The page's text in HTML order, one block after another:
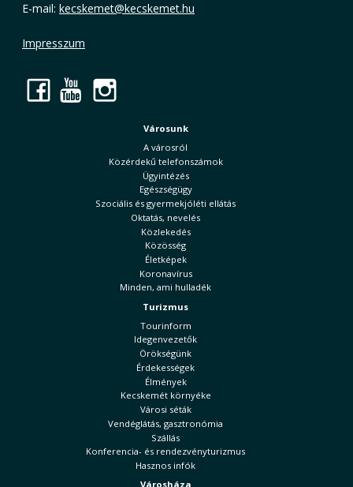
E-mail: kecskemet@kecskemet.hu
Impresszum
Facebook
YouTube
Városunk
A városról
Közérdekű telefonszámok
Ügyintézés
Egészségügy
Szociális és gyermekjóléti ellátás
Oktatás, nevelés
Közlekedés
Közösség
Életképek
Koronavírus
Minden, ami hulladék
Turizmus
Tourinform
Idegenvezetők
Örökségünk
Érdekességek
Élmények
Kecskemét környéke
Városi séták
Vendéglátás, gasztronómia
Szállás
Konferencia- és rendezvényturizmus
Hasznos infók
Városháza